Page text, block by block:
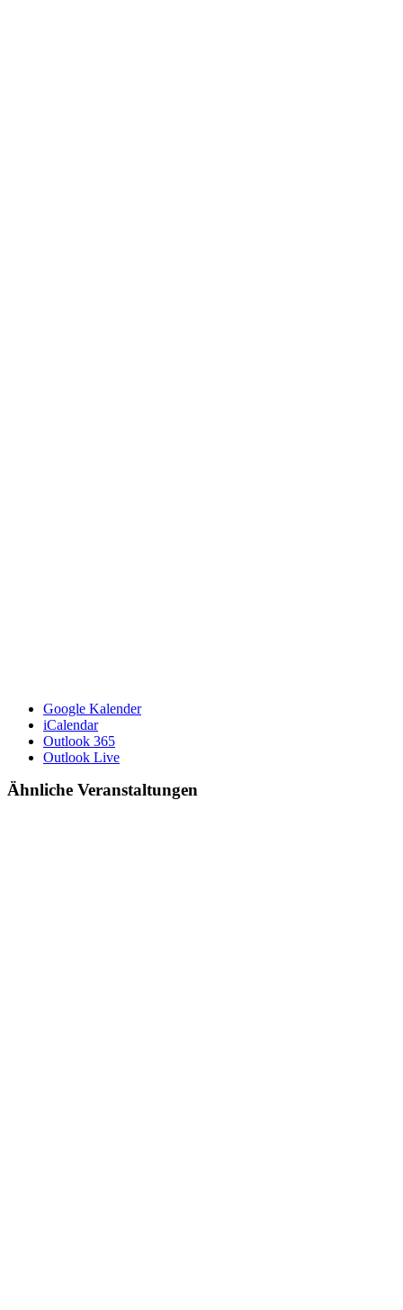
Google Kalender
iCalendar
Outlook 365
Outlook Live
Ähnliche Veranstaltungen